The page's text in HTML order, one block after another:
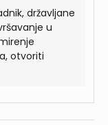
državljane
u
otvoriti